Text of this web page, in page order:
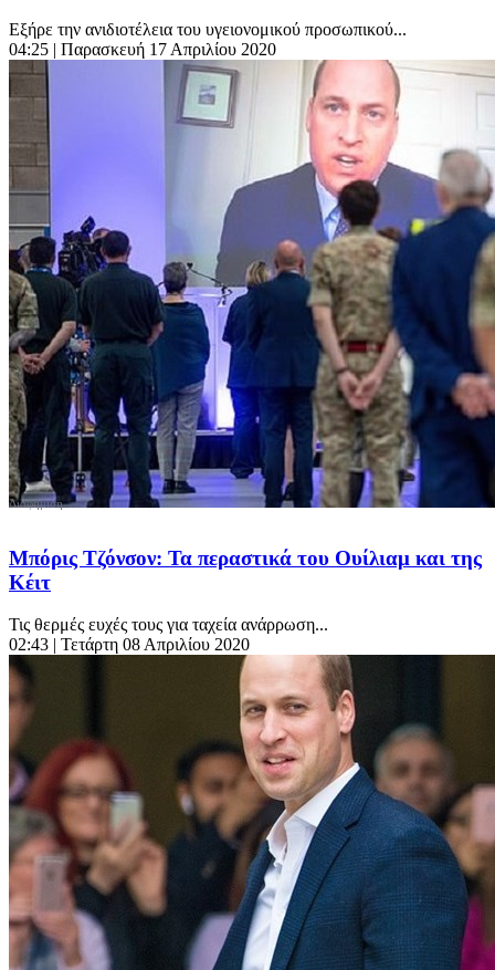
Εξήρε την ανιδιοτέλεια του υγειονομικού προσωπικού...
04:25 | Παρασκευή 17 Απριλίου 2020
Μπόρις Τζόνσον: Τα περαστικά του Ουίλιαμ και της
Κέιτ
Τις θερμές ευχές τους για ταχεία ανάρρωση...
02:43 | Τετάρτη 08 Απριλίου 2020